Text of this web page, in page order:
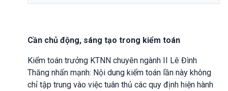
Cần chủ động, sáng tạo trong kiểm toán
Kiểm toán trưởng KTNN chuyên ngành II Lê Đình
Thăng nhấn mạnh: Nội dung kiểm toán lần này không
chỉ tập trung vào việc tuân thủ các quy định hiện hành